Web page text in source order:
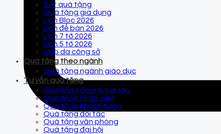
Set quà tặng
Quà tặng gia dụng
Lịch Bloc 2026
Lịch để bàn 2026
Lịch 7 tờ 2026
Lịch 5 tờ 2026
Cặp da công sở
Quà tặng theo ngành
Quà tặng ngành giáo dục
Tư vấn quà tặng
Quà tặng doanh nghiệp
Quà tặng nhân viên
Quà tặng khách hàng
Quà tặng đối tác
Quà tặng văn phòng
Quà tặng đại hội